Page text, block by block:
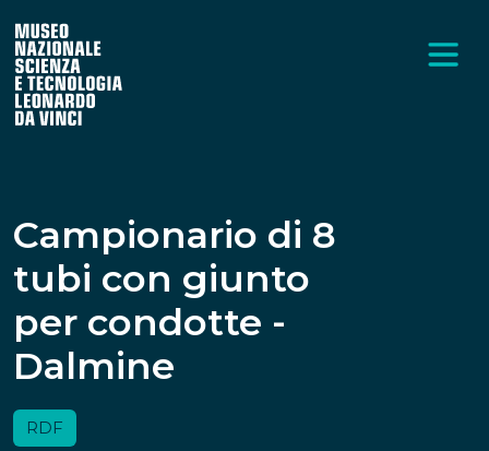
Campionario di 8
tubi con giunto
per condotte -
Dalmine
RDF